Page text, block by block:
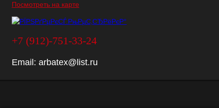
Посмотреть на карте
+7 (912)-751-33-24
Email: arbatex@list.ru